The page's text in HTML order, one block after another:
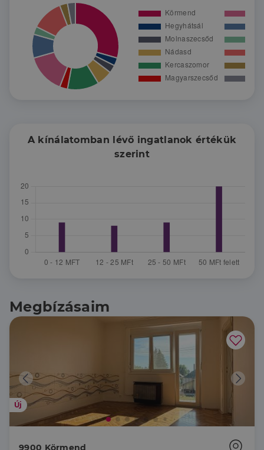
„Az otthon ott kezdődik, ahol a bizalom épül.”
A kínálatomban lévő ingatlanok értékük
szerint
Megbízásaim
Új
9900 Körmend